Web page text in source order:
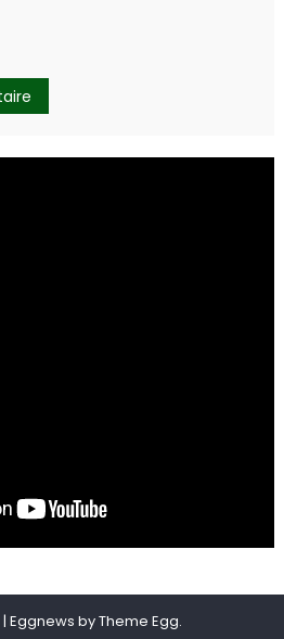
| Eggnews byTheme Egg.